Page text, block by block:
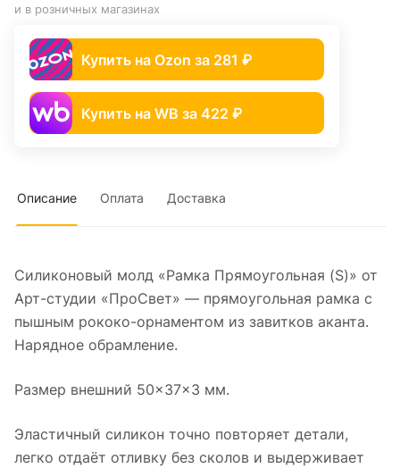
и в розничных магазинах
Купить на Ozon за 281 ₽
Купить на WB за 422 ₽
Описание Оплата Доставка
Силиконовый молд «Рамка Прямоугольная (S)» от
Арт-студии «ПроСвет» — прямоугольная рамка с
пышным рококо-орнаментом из завитков аканта.
Нарядное обрамление.
Размер внешний 50×37×3 мм.
Эластичный силикон точно повторяет детали,
легко отдаёт отливку без сколов и выдерживает